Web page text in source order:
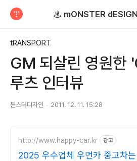
tRANSPORT
GM 되살린 영원한
루츠 인터뷰
몬스터디자인 2011. 12. 11. 15:28
http://www.happy-car.kr 광고
2025 우수업체 우먼카 중고차는